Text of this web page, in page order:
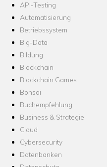
API-Testing
Automatisierung
Betriebssystem
Big-Data
Bildung
Blockchain
Blockchain Games
Bonsai
Buchempfehlung
Business & Strategie
Cloud
Cybersecurity
Datenbanken